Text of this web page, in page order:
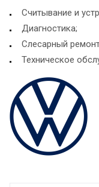
Считывание и
Диагностика;
Слесарный
Техническое